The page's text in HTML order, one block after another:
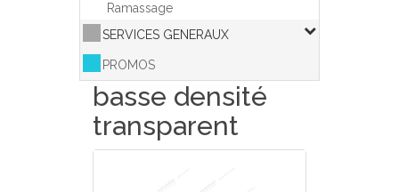
Ramassage
SERVICES GENERAUX
PROMOS
basse densité
transparent